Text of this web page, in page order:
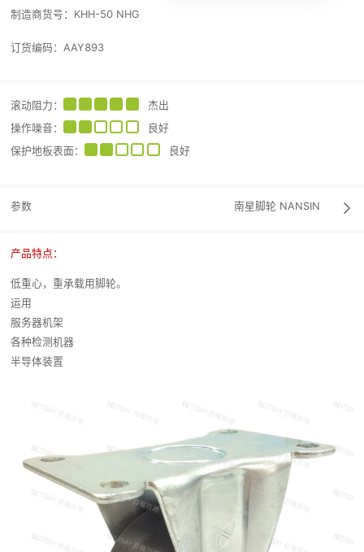
制造商货号： KHH-50 NHG
订货编码： AAY893
滚动阻力 ：
杰出
操作噪音 ：
良好
保护地板表面 ： 良好
参数 南星脚轮 NANSIN 
产品特点：
低重心，重承载用脚轮。
运用
服务器机架
各种检测机器
半导体装置